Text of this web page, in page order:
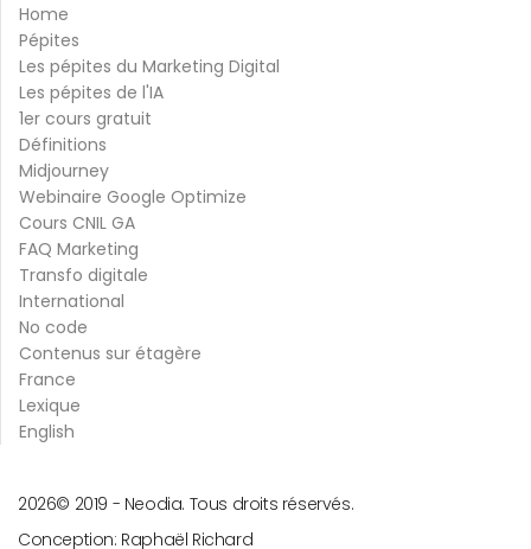
Home
Pépites
Les pépites du Marketing Digital
Les pépites de l'IA
1er cours gratuit
Définitions
Midjourney
Webinaire Google Optimize
Cours CNIL GA
FAQ Marketing
Transfo digitale
International
No code
Contenus sur étagère
France
Lexique
English
© 2019 -
2026
Neodia. Tous droits réservés.
Conception: Raphaël Richard